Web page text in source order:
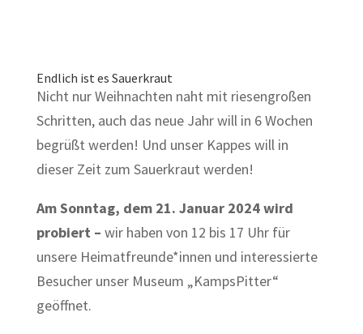
Endlich ist es Sauerkraut
Nicht nur Weihnachten naht mit riesengroßen
Schritten, auch das neue Jahr will in 6 Wochen
begrüßt werden! Und unser Kappes will in
dieser Zeit zum Sauerkraut werden!
Am Sonntag, dem 21. Januar 2024 wird
probiert – wir haben von 12 bis 17 Uhr für
unsere Heimatfreunde*innen und interessierte
Besucher unser Museum „KampsPitter“
geöffnet.